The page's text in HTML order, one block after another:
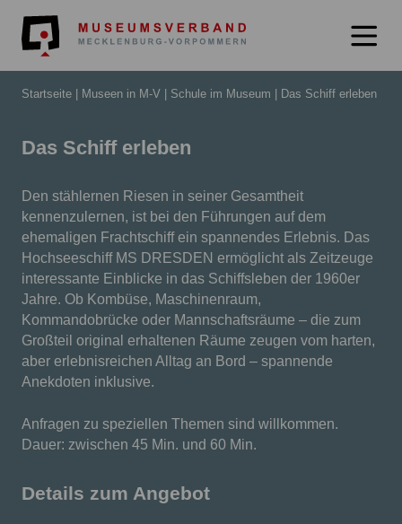
Startseite Museen in M-V Schule im Museum Das Schiff erleben
Das Schiff erleben
Den stählernen Riesen in seiner Gesamtheit
kennenzulernen, ist bei den Führungen auf dem
ehemaligen Frachtschiff ein spannendes Erlebnis. Das
Hochseeschiff MS DRESDEN ermöglicht als Zeitzeuge
interessante Einblicke in das Schiffsleben der 1960er
Jahre. Ob Kombüse, Maschinenraum,
Kommandobrücke oder Mannschaftsräume – die zum
Großteil original erhaltenen Räume zeugen vom harten,
aber erlebnisreichen Alltag an Bord – spannende
Anekdoten inklusive.
Anfragen zu speziellen Themen sind willkommen.
Dauer: zwischen 45 Min. und 60 Min.
Details zum Angebot